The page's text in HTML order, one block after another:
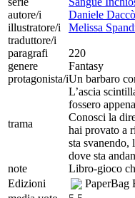
autore/i
Daniele Daccò
illustratore/i
Melissa
traduttore/i
paragrafi
220
genere
Fantasy
protagonista/iUn barbaro
trama
L’ascia
fossero
Conosci la
hai provato a
sta svanendo,
dove sta
note
Libro-gioco
Edizioni
PaperBag